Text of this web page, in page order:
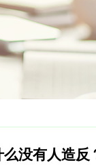
没有人造